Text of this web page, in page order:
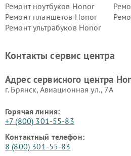
Ремонт ноутбуков Honor
Ремонт планшетов Honor
Ремонт ультрабуков Honor
Контакты сервис центра
Адрес сервисного центра
г. Брянск, Авиационная ул., 7А
Горячая линия:
+7 (800) 301-55-83
Контактный телефон:
8 (800) 301-55-83